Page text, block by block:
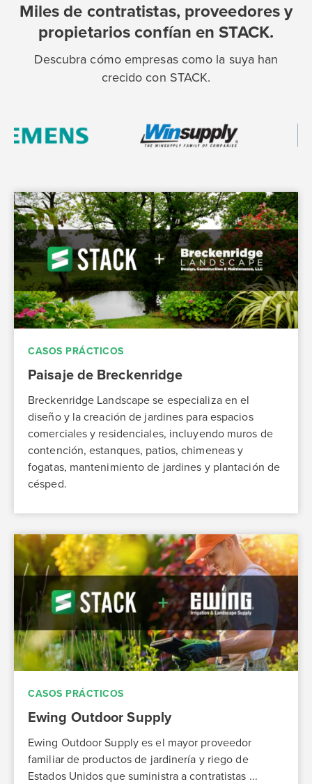
Miles de contratistas, proveedores y
propietarios confían en STACK.
Descubra cómo empresas como la suya han
crecido con STACK.
CASOS PRÁCTICOS
Paisaje de Breckenridge
Breckenridge Landscape se especializa en el
diseño y la creación de jardines para espacios
comerciales y residenciales, incluyendo muros de
contención, estanques, patios, chimeneas y
fogatas, mantenimiento de jardines y plantación de
césped.
CASOS PRÁCTICOS
Ewing Outdoor Supply
Ewing Outdoor Supply es el mayor proveedor
familiar de productos de jardinería y riego de
Estados Unidos que suministra a contratistas ...